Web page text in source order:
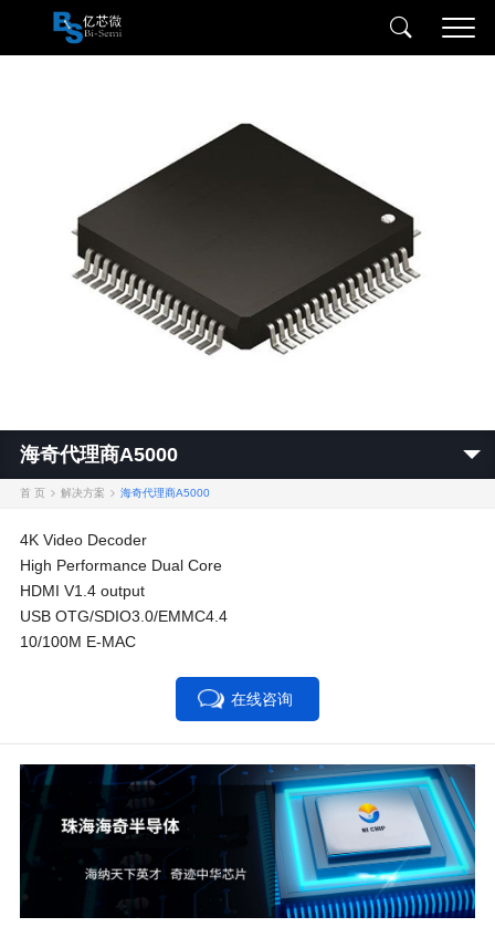
海奇代理商A5000
首 页 解决方案 海奇代理商A5000
4K Video Decoder
High Performance Dual Core
HDMI V1.4 output
USB OTG/SDIO3.0/EMMC4.4
10/100M E-MAC
在线咨询